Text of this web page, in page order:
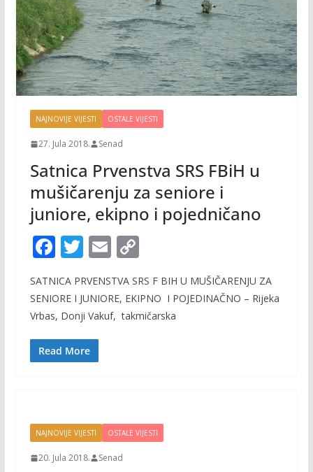
NAJNOVIJE VIJESTI OSTALE VIJESTI
27. Jula 2018. Senad
Satnica Prvenstva SRS FBiH u
mušičarenju za seniore i
juniore, ekipno i pojedničano
F
e
b
o
o
T
itt
er
E
ai
l
C
p
y
SATNICA PRVENSTVA SRS F BIH U MUŠIČARENJU ZA
SENIORE I JUNIORE, EKIPNO I POJEDINAČNO – Rijeka
Vrbas, Donji Vakuf, takmičarska
Read More
NAJNOVIJE VIJESTI OSTALE VIJESTI
20. Jula 2018. Senad